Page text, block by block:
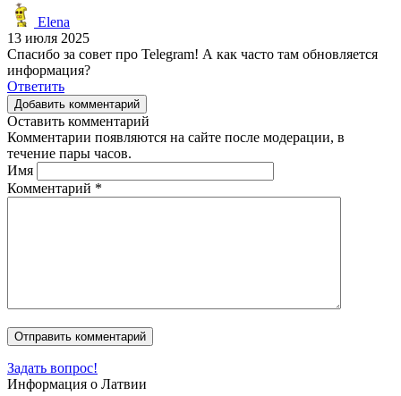
Elena
13 июля 2025
Спасибо за совет про Telegram! А как часто там обновляется
информация?
Ответить
Добавить комментарий
Оставить комментарий
Комментарии появляются на сайте после модерации, в
течение пары часов.
Имя
Комментарий *
Задать вопрос!
Информация о Латвии